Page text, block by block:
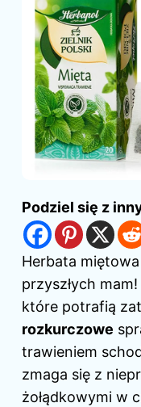
Podziel się z
Herbata
przyszłych mam
które potrafią
rozkurczowe
trawieniem
zmaga się z
żołądkowymi w